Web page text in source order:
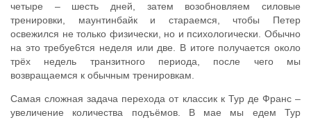
четыре – шесть дней, затем возобновляем силовые
тренировки, маунтинбайк и стараемся, чтобы Петер
освежился не только физически, но и психологически. Обычно
на это требуе6тся неделя или две. В итоге получается около
трёх недель транзитного периода, после чего мы
возвращаемся к обычным тренировкам.
Самая сложная задача перехода от классик к Тур де Франс –
увеличение количества подъёмов. В мае мы едем Тур